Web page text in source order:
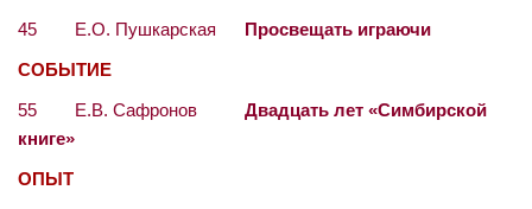
45 Е.О. Пушкарская Просвещать играючи
СОБЫТИЕ
55 Е.В. Сафронов
Двадцать лет «Симбирской
книге»
ОПЫТ